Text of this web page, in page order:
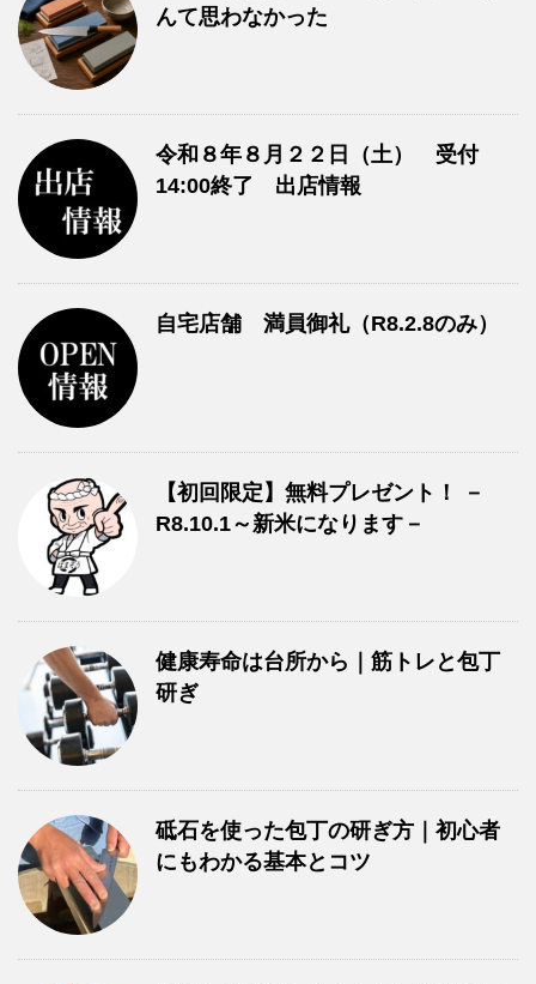
んて思わなかった
令和８年８月２２日（土） 受付
14:00終了 出店情報
自宅店舗 満員御礼（R8.2.8のみ）
【初回限定】無料プレゼント！ －
R8.10.1～新米になります－
健康寿命は台所から｜筋トレと包丁
研ぎ
砥石を使った包丁の研ぎ方｜初心者
にもわかる基本とコツ